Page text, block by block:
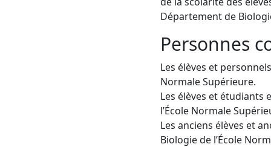
Département de
Personnes
Les élèves et
Normale Supérieure.
Les élèves et étudiants
l’École Normale
Les anciens élèves et
Biologie de l’École